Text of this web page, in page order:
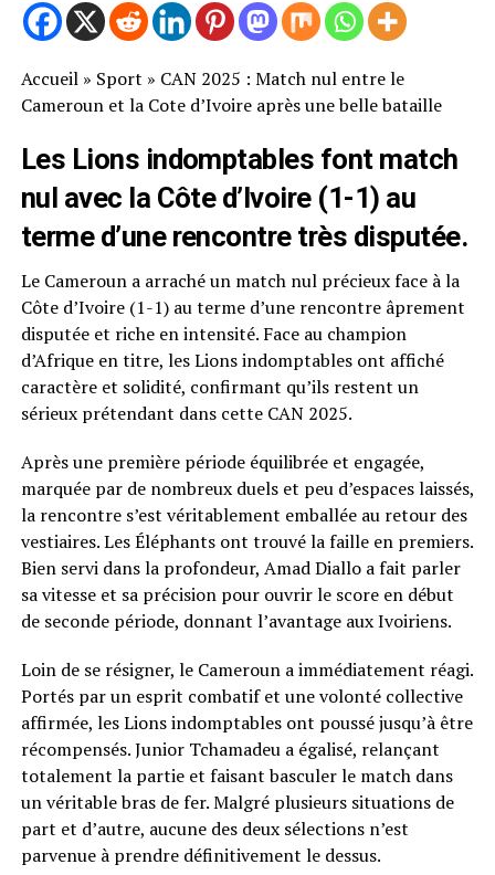
Accueil» Sport » CAN 2025 : Match nul entre le
Cameroun et la Cote d’Ivoire après une belle bataille
Les Lions indomptables font match
nul avec la Côte d’Ivoire (1-1) au
terme d’une rencontre très disputée.
Le Cameroun a arraché un match nul précieux face à la
Côte d’Ivoire (1-1) au terme d’une rencontre âprement
disputée et riche en intensité. Face au champion
d’Afrique en titre, les Lions indomptables ont affiché
caractère et solidité, confirmant qu’ils restent un
sérieux prétendant dans cette CAN 2025.
Après une première période équilibrée et engagée,
marquée par de nombreux duels et peu d’espaces laissés,
la rencontre s’est véritablement emballée au retour des
vestiaires. Les Éléphants ont trouvé la faille en premiers.
Bien servi dans la profondeur, Amad Diallo a fait parler
sa vitesse et sa précision pour ouvrir le score en début
de seconde période, donnant l’avantage aux Ivoiriens.
Loin de se résigner, le Cameroun a immédiatement réagi.
Portés par un esprit combatif et une volonté collective
affirmée, les Lions indomptables ont poussé jusqu’à être
récompensés. Junior Tchamadeu a égalisé, relançant
totalement la partie et faisant basculer le match dans
un véritable bras de fer. Malgré plusieurs situations de
part et d’autre, aucune des deux sélections n’est
parvenue à prendre définitivement le dessus.